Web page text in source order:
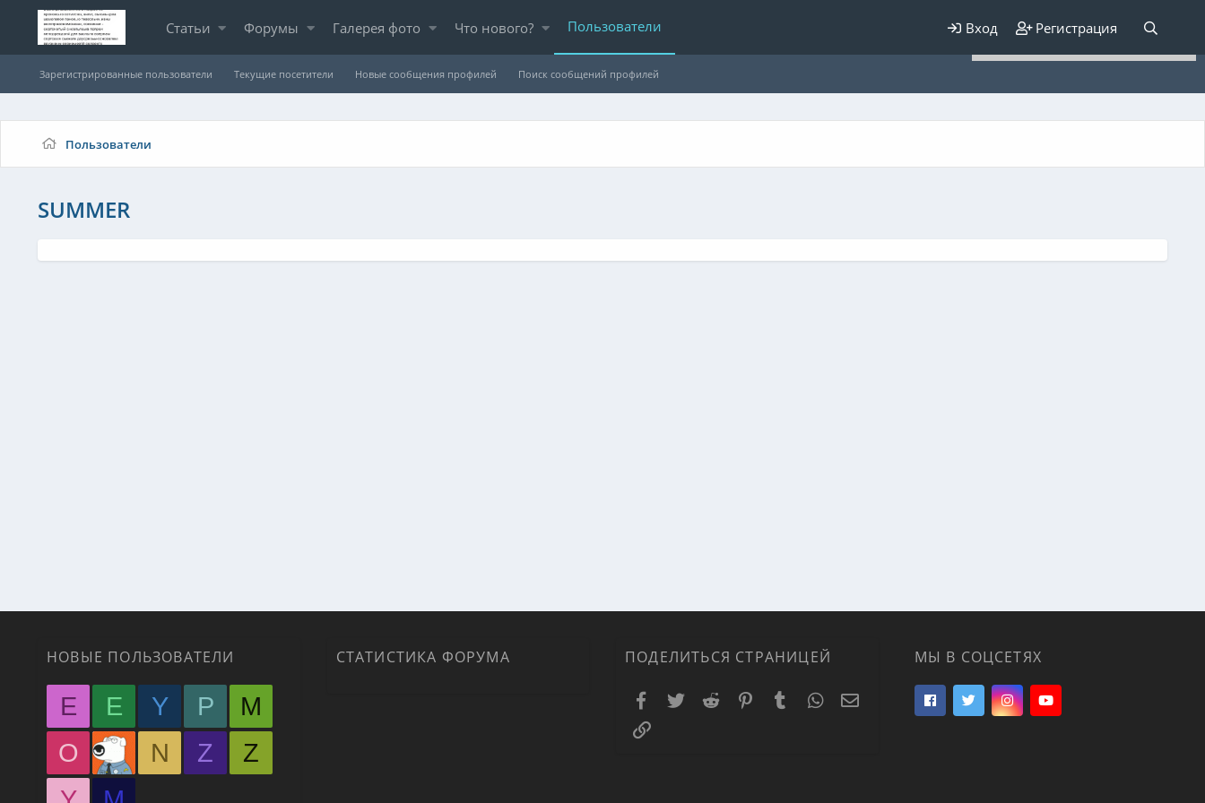
Статьи Форумы Галерея фото Что нового? Пользователи Вход Регистрация
Зарегистрированные пользователи Текущие посетители Новые сообщения профилей Поиск сообщений профилей
Пользователи
SUMMER
НОВЫЕ ПОЛЬЗОВАТЕЛИ
E E Y P
M
O
N Z
Z
СТАТИСТИКА ФОРУМА ПОДЕЛИТЬСЯ СТРАНИЦЕЙ
Facebook
TwitterReddit PinterestTumblrWhatsAppЭлектронная почта
Ссылка
МЫ В СОЦСЕТЯХ
Для любых предложений по